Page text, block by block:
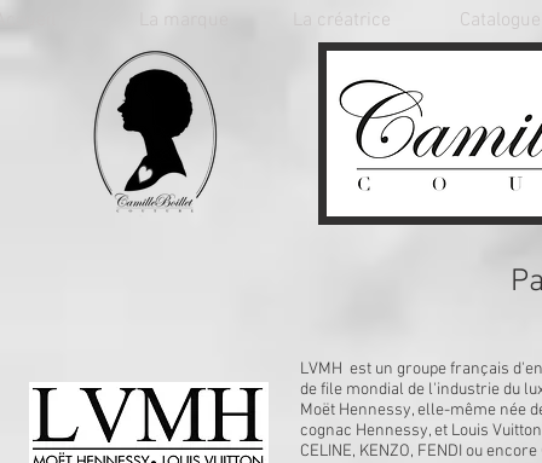
La créatrice Catalogue
LVMH est un groupe français
de file mondial de l'industrie du
Moët Hennessy, elle-même née
cognac Hennessy, et Louis
CELINE, KENZO, FENDI ou